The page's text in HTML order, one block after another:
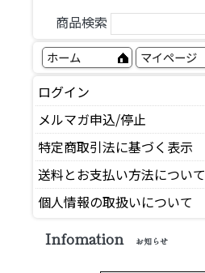
商品検索
ホーム マイページ
ログイン
メルマガ申込/停止
特定商取引法に基づく表示
送料とお支払い方法について
個人情報の取扱いについて
Infomation お知らせ